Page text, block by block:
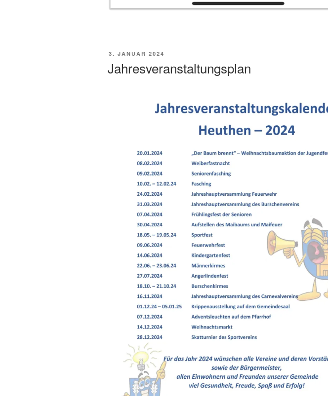
VERÖFFENTLICHT
3. JANUAR 2024
Jahresveranstaltungsplan